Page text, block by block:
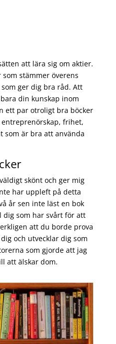
att lära sig om aktier.
stämmer överens
ger dig bra råd. Att
din kunskap inom
ett par otroligt bra böcker
frihet,
som är bra att använda
skönt och ger mig
har uppleft på detta
år sen inte läst en bok
dig som har svårt för att
att du borde prova
och utvecklar dig som
som gjorde att jag
att älskar dom.